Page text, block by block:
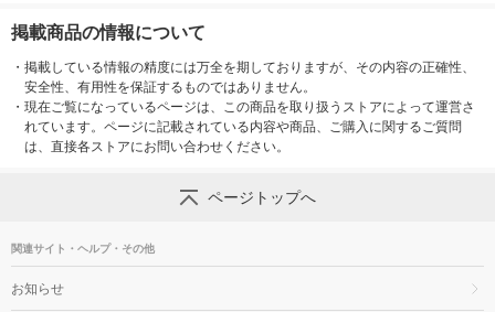
掲載商品の情報について
・ 掲載している情報の精度には万全を期しておりますが、その内容の正確性、
安全性、有用性を保証するものではありません。
・ 現在ご覧になっているページは、この商品を取り扱うストアによって運営さ
れています。ページに記載されている内容や商品、ご購入に関するご質問
は、直接各ストアにお問い合わせください。
ページトップへ
関連サイト・ヘルプ・その他
お知らせ